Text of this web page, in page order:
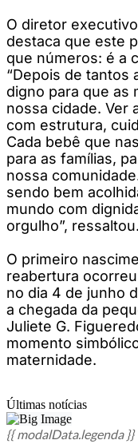
O diretor
destaca que este
que números: é a
“Depois de tantos
digno para que as
nossa cidade. Ver
com estrutura,
Cada bebê que
para as famílias,
nossa
sendo bem
mundo com
orgulho”, ressaltou.
O primeiro
reabertura
no dia 4 de junho
a chegada da
Juliete G.
momento
maternidade.
Últimas notícias
{{ modalData.legenda }}